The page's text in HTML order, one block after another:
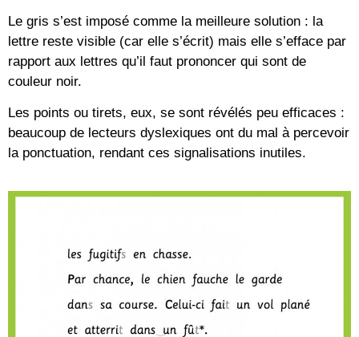
Le gris s’est imposé comme la meilleure solution : la
lettre reste visible (car elle s’écrit) mais elle s’efface par
rapport aux lettres qu’il faut prononcer qui sont de
couleur noir.
Les points ou tirets, eux, se sont révélés peu efficaces :
beaucoup de lecteurs dyslexiques ont du mal à percevoir
la ponctuation, rendant ces signalisations inutiles.